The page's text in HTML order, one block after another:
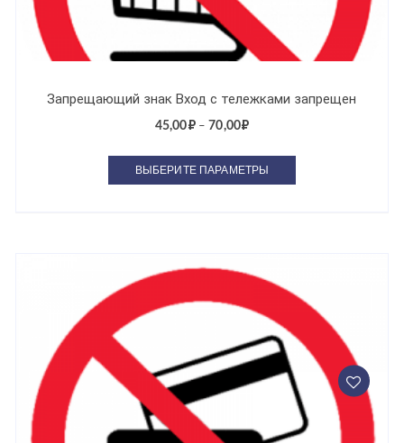
Запрещающий знак Вход с тележками запрещен
45,00₽– 70,00₽
ВЫБЕРИТЕ ПАРАМЕТРЫ